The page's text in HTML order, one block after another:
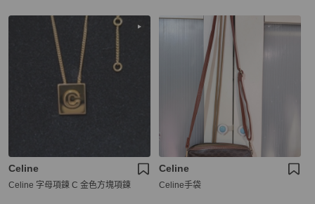
Celine
Celine 字母項鍊 C 金色方塊項鍊
Celine
Celine手袋